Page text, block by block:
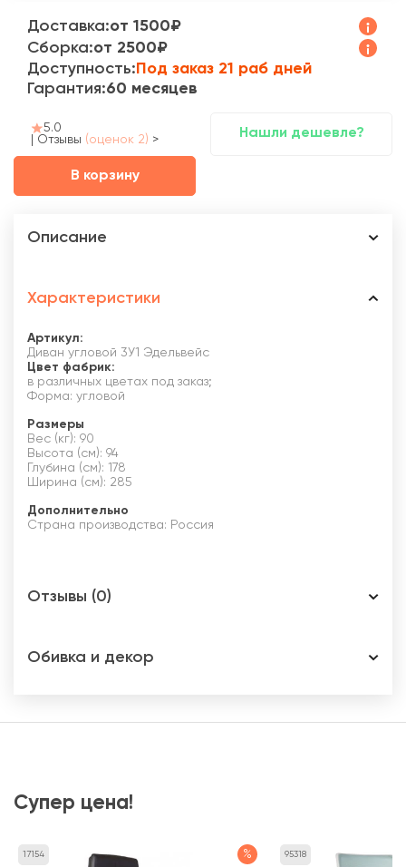
Доставка:от 1500₽
Сборка:от 2500₽
Доступность: Под заказ 21 раб дней
Гарантия:60 месяцев
5.0
Отзывы (оценок 2) > Нашли дешевле?
В корзину
Описание
Характеристики
Артикул:
Диван угловой 3У1 Эдельвейс
Цвет фабрик:
в различных цветах под заказ;
Форма: угловой
Размеры
Вес (кг): 90
Высота (см): 94
Глубина (см): 178
Ширина (см): 285
Дополнительно
Страна производства: Россия
Отзывы (0)
Обивка и декор
Супер цена!
17154 % 95318